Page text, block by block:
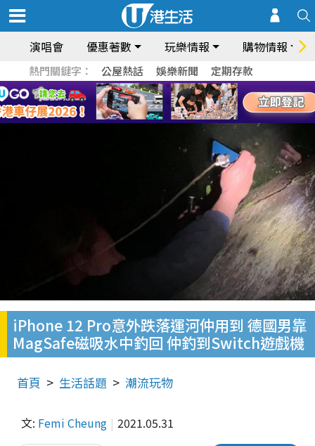
演唱會 優惠著數 玩樂情報 購物情報
熱門關鍵字： 公屋熱話 娛樂新聞 定期存款
iPhone 12 Pro意外跌落運河仲用到 德國男靠
MagSafe磁吸水中釣回 仲釣到Switch遊戲機
首頁 生活話題 潮流玩物
文: Femi Cheung 2021.05.31